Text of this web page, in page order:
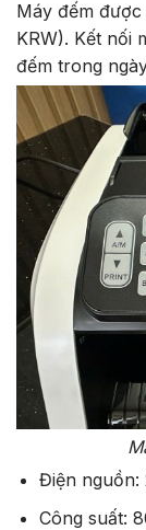
Máy đếm được
KRW). Kết nối
đếm trong
Điện nguồn:
Công suất: